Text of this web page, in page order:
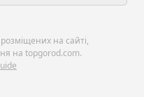
на сайті,
на topgorod.com.